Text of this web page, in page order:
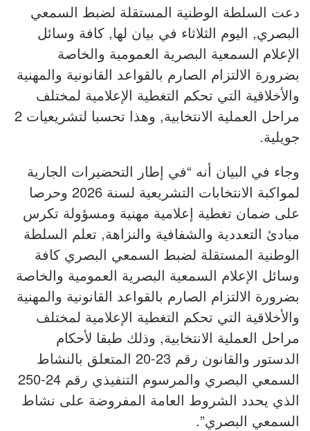
دعت السلطة الوطنية المستقلة لضبط السمعي
البصري, اليوم الثلاثاء في بيان لها, كافة وسائل
الإعلام السمعية البصرية العمومية والخاصة
بضرورة الالتزام الصارم بالقواعد القانونية والمهنية
والأخلاقية التي تحكم التغطية الإعلامية لمختلف
مراحل العملية الانتخابية, وهذا تحسبا لتشريعيات 2
جويلية.
وجاء في البيان أنه “في إطار التحضيرات الجارية
لمواكبة الانتخابات التشريعية لسنة 2026 وحرصا
على ضمان تغطية إعلامية مهنية ومسؤولة تكرس
مبادئ التعددية والشفافية والنزاهة, تعلم السلطة
الوطنية المستقلة لضبط السمعي البصري كافة
وسائل الإعلام السمعية البصرية العمومية والخاصة
بضرورة الالتزام الصارم بالقواعد القانونية والمهنية
والأخلاقية التي تحكم التغطية الإعلامية لمختلف
مراحل العملية الانتخابية, وذلك طبقا لأحكام
الدستور والقانون رقم 23-20 المتعلق بالنشاط
السمعي البصري والمرسوم التنفيذي رقم 24-250
الذي يحدد الشروط العامة المفروضة على نشاط
السمعي البصري”.